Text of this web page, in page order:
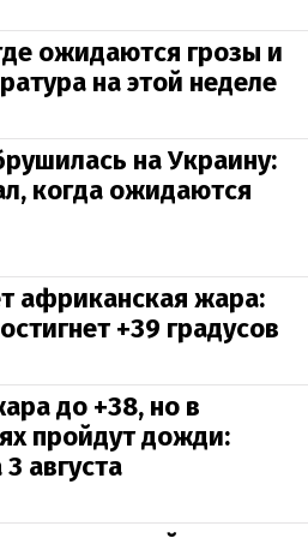
ожидаются грозы и
на этой неделе
на Украину:
когда ожидаются
африканская жара:
+39 градусов
до +38, но в
пройдут дожди:
августа